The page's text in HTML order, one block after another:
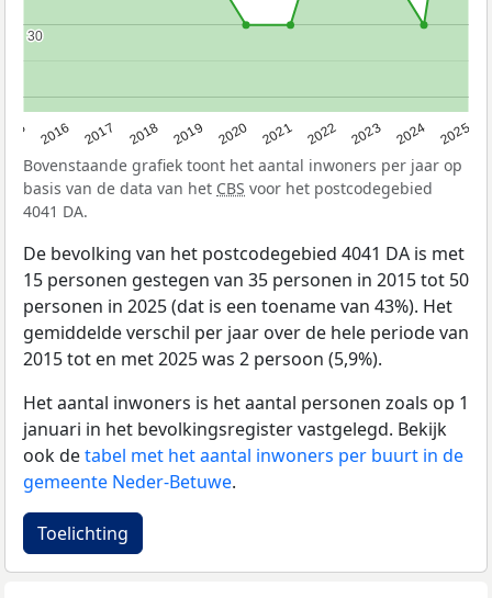
2016 2017 2018 2019 2020 2021 2022 2023 2024 2025
30
30
Bovenstaande grafiek toont het aantal inwoners per jaar op
basis van de data van het CBS voor het postcodegebied
4041 DA.
De bevolking van het postcodegebied 4041 DA is met
15 personen gestegen van 35 personen in 2015 tot 50
personen in 2025 (dat is een toename van 43%). Het
gemiddelde verschil per jaar over de hele periode van
2015 tot en met 2025 was 2 persoon (5,9%).
Het aantal inwoners is het aantal personen zoals op 1
januari in het bevolkingsregister vastgelegd. Bekijk
ook detabel met het aantal inwoners per buurt in de
gemeente Neder-Betuwe.
Toelichting